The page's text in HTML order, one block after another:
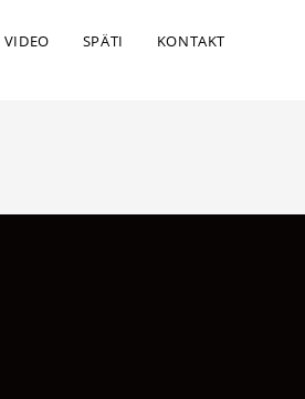
VIDEO SPÄTI KONTAKT